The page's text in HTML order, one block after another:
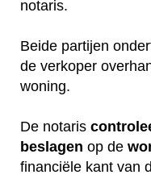
notaris.
Beide partijen
de verkoper
woning.
De notaris
beslagen op de
financiële kant van